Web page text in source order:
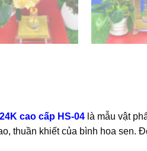
cao cấp HS-04là mẫu vật
thuần khiết của bình hoa sen.